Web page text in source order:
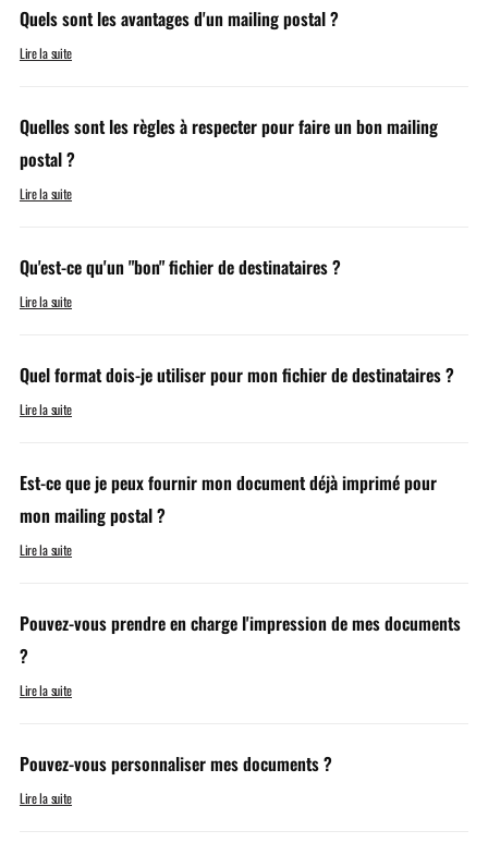
Quels sont les avantages d'un mailing postal ?
Lire la suite
Quelles sont les règles à respecter pour faire un bon mailing
postal ?
Lire la suite
Qu'est-ce qu'un "bon" fichier de destinataires ?
Lire la suite
Quel format dois-je utiliser pour mon fichier de destinataires ?
Lire la suite
Est-ce que je peux fournir mon document déjà imprimé pour
mon mailing postal ?
Lire la suite
Pouvez-vous prendre en charge l'impression de mes documents
?
Lire la suite
Pouvez-vous personnaliser mes documents ?
Lire la suite